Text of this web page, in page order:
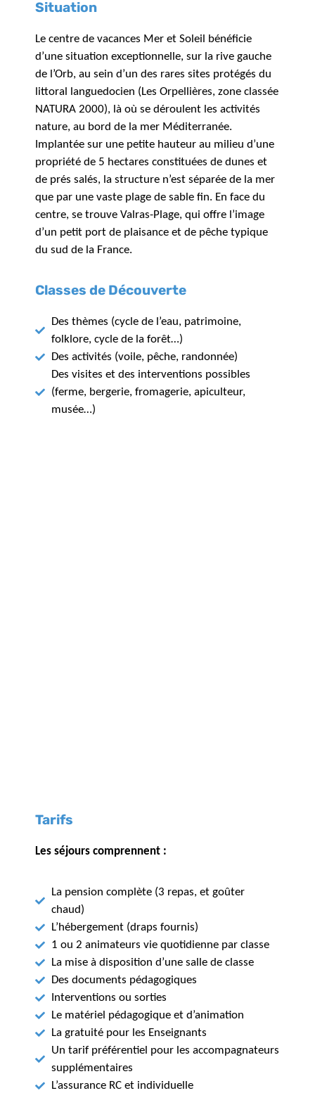
Situation
Le centre de vacances Mer et Soleil bénéficie
d’une situation exceptionnelle, sur la rive gauche
de l’Orb, au sein d’un des rares sites protégés du
littoral languedocien (Les Orpellières, zone classée
NATURA 2000), là où se déroulent les activités
nature, au bord de la mer Méditerranée.
Implantée sur une petite hauteur au milieu d’une
propriété de 5 hectares constituées de dunes et
de prés salés, la structure n’est séparée de la mer
que par une vaste plage de sable fin. En face du
centre, se trouve Valras-Plage, qui offre l’image
d’un petit port de plaisance et de pêche typique
du sud de la France.
Classes de Découverte
Des thèmes (cycle de l’eau, patrimoine,
folklore, cycle de la forêt…)
Des activités (voile, pêche, randonnée)
Des visites et des interventions possibles
(ferme, bergerie, fromagerie, apiculteur,
musée…)
Tarifs
Les séjours comprennent :
La pension complète (3 repas, et goûter
chaud)
L’hébergement (draps fournis)
1 ou 2 animateurs vie quotidienne par classe
La mise à disposition d’une salle de classe
Des documents pédagogiques
Interventions ou sorties
Le matériel pédagogique et d’animation
La gratuité pour les Enseignants
Un tarif préférentiel pour les accompagnateurs
supplémentaires
L’assurance RC et individuelle